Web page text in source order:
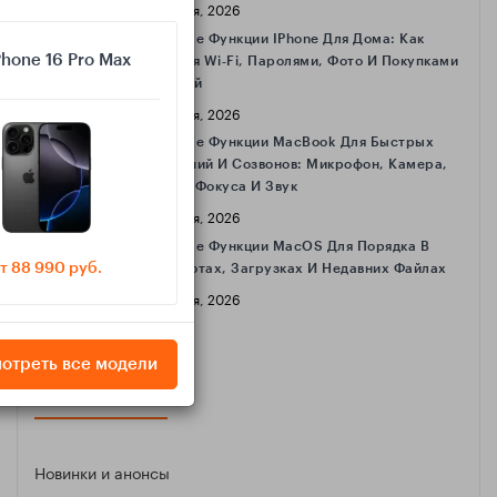
16 Апреля, 2026
Полезные Функции IPhone Для Дома: Как
Делиться Wi‑Fi, Паролями, Фото И Покупками
С Семьёй
16 Апреля, 2026
Полезные Функции MacBook Для Быстрых
Совещаний И Созвонов: Микрофон, Камера,
Режимы Фокуса И Звук
16 Апреля, 2026
Полезные Функции MacOS Для Порядка В
Скриншотах, Загрузках И Недавних Файлах
16 Апреля, 2026
КАТЕГОРИИ
Новинки и анонсы
16 Pro Max
88 990 руб.
все модели